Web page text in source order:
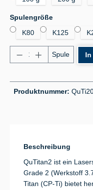
Spulengrößeauswählen
K80
K125
Produkt Anzahl:
Spule In
Produktnummer:
Beschreibung
QuTitan2 ist ein
Grade 2 (Werkstoff
Titan (CP-Ti) bietet